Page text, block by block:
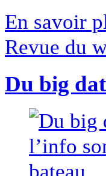
En savoir
Revue du
Du big